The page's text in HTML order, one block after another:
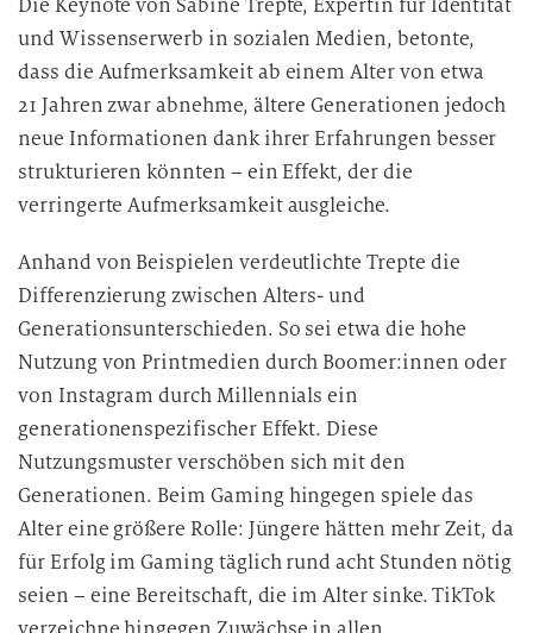
Die Keynote von Sabine Trepte, Expertin für Identität
und Wissenserwerb in sozialen Medien, betonte,
dass die Aufmerksamkeit ab einem Alter von etwa
21 Jahren zwar abnehme, ältere Generationen jedoch
neue Informationen dank ihrer Erfahrungen besser
strukturieren könnten – ein Effekt, der die
verringerte Aufmerksamkeit ausgleiche.
Anhand von Beispielen verdeutlichte Trepte die
Differenzierung zwischen Alters- und
Generationsunterschieden. So sei etwa die hohe
Nutzung von Printmedien durch Boomer:innen oder
von Instagram durch Millennials ein
generationenspezifischer Effekt. Diese
Nutzungsmuster verschöben sich mit den
Generationen. Beim Gaming hingegen spiele das
Alter eine größere Rolle: Jüngere hätten mehr Zeit, da
für Erfolg im Gaming täglich rund acht Stunden nötig
seien – eine Bereitschaft, die im Alter sinke. TikTok